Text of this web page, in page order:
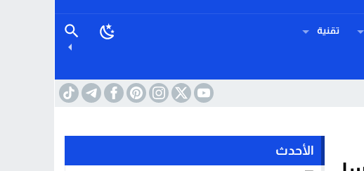
تقنية
الأحدث